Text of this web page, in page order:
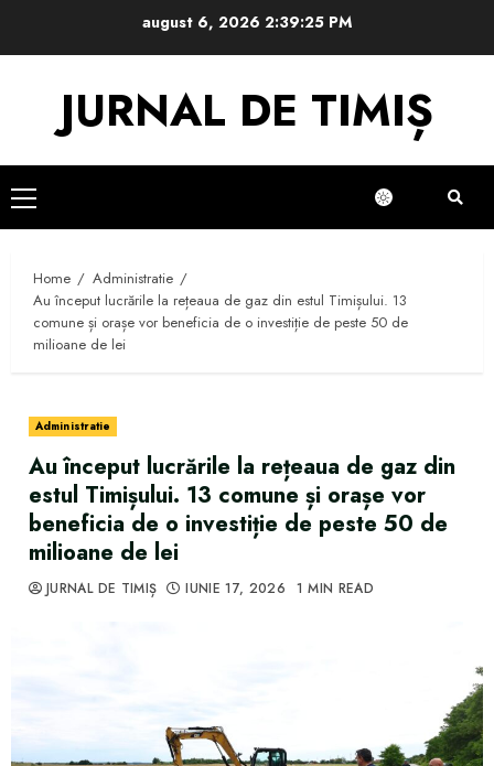
august 6, 2026 2:39:25 PM
JURNAL DE TIMIȘ
Primary
Menu
Home
Administratie
Au început lucrările la rețeaua de gaz din estul Timișului. 13
comune și orașe vor beneficia de o investiție de peste 50 de
milioane de lei
Administratie
Au început lucrările la rețeaua de gaz din
estul Timișului. 13 comune și orașe vor
beneficia de o investiție de peste 50 de
milioane de lei
JURNAL DE TIMIȘ IUNIE 17, 2026 1 MIN READ